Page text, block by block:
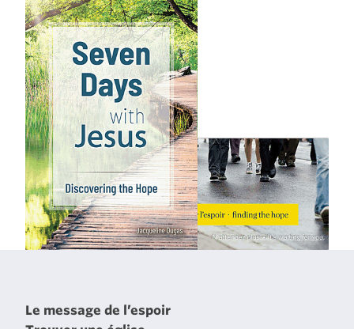
Le message de l’espoir